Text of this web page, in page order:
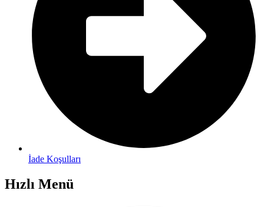
İade Koşulları
Hızlı Menü